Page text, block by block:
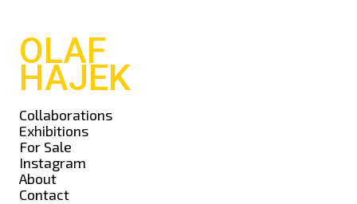
OLAF
HAJEK
Collaborations
Exhibitions
For Sale
Instagram
About
Contact